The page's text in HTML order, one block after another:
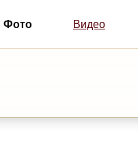
Фото Видео